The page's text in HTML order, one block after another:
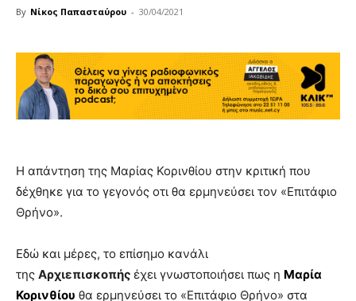
By Νίκος Παπασταύρου - 30/04/2021
H απάντηση της Mαρίας Κορινθίου στην κριτική που
δέχθηκε για το γεγονός οτι θα ερμηνεύσει τον «Επιτάφιο
Θρήνο».
Εδώ και μέρες, το επίσημο κανάλι
της Αρχιεπισκοπής έχει γνωστοποιήσει πως η Μαρία
Κορινθίου θα ερμηνεύσει το «Επιτάφιο Θρήνο» στα